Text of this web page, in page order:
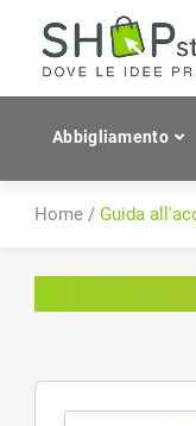
Abbigliamento
Home / Guida